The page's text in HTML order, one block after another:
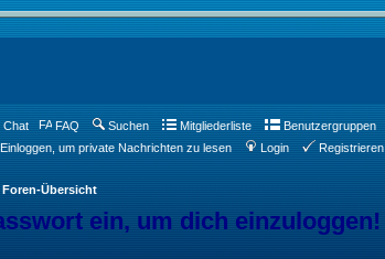
Chat FAQ Suchen Mitgliederliste
Benutzergruppen
Einloggen, um private Nachrichten zu lesen Login Registrieren
Übersicht
ein, um dich einzuloggen!